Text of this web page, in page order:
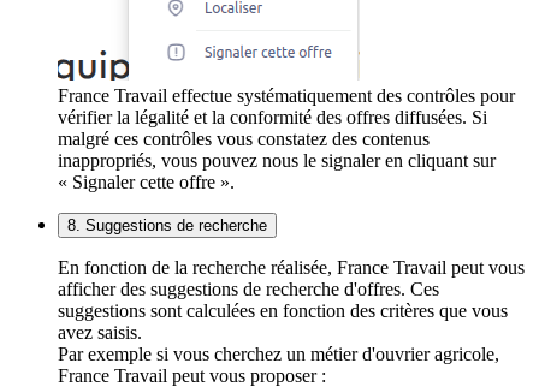
France Travail effectue systématiquement des contrôles pour
vérifier la légalité et la conformité des offres diffusées. Si
malgré ces contrôles vous constatez des contenus
inappropriés, vous pouvez nous le signaler en cliquant sur
« Signaler cette offre ».
8. Suggestions de recherche
En fonction de la recherche réalisée, France Travail peut vous
afficher des suggestions de recherche d'offres. Ces
suggestions sont calculées en fonction des critères que vous
avez saisis.
Par exemple si vous cherchez un métier d'ouvrier agricole,
France Travail peut vous proposer :